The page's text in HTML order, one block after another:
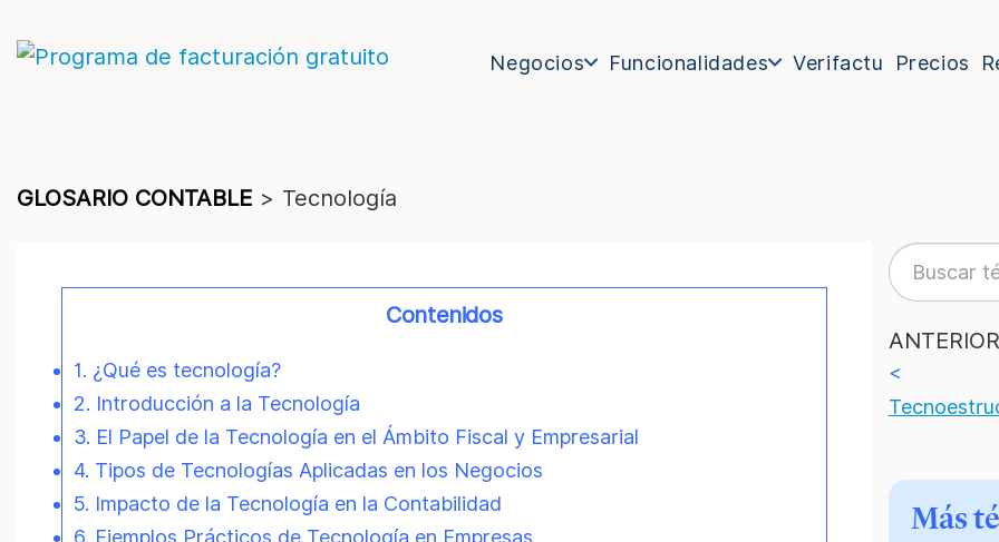
Negocios Funcionalidades Verifactu Precios
GLOSARIO CONTABLE > Tecnología
Contenidos
1. ¿Qué es tecnología?
2. Introducción a la Tecnología
3. El Papel de la Tecnología en el Ámbito Fiscal y Empresarial
4. Tipos de Tecnologías Aplicadas en los Negocios
5. Impacto de la Tecnología en la Contabilidad
6. Ejemplos Prácticos de Tecnología en Empresas
ANTERIOR
<
Más